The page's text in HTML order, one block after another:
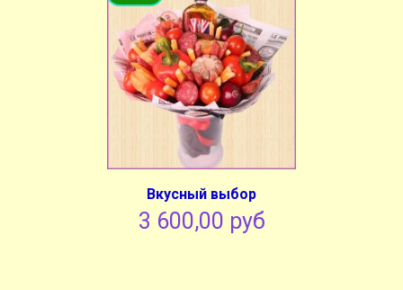
Вкусный выбор
3 600,00 руб